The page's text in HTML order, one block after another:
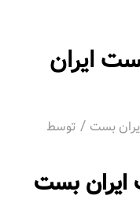
ایران
بست / توسط
ایران بست